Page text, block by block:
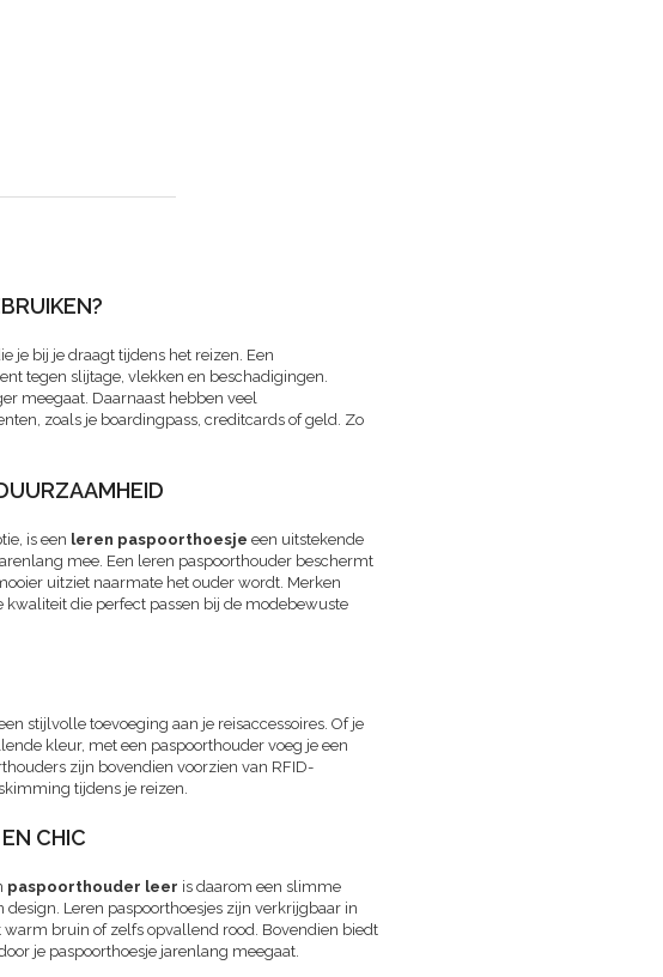
je bij je draagt tijdens het reizen. Een
tegen slijtage, vlekken en beschadigingen.
meegaat. Daarnaast hebben veel
zoals je boardingpass, creditcards of geld. Zo
is een leren paspoorthoesje een uitstekende
mee. Een leren paspoorthouder beschermt
uitziet naarmate het ouder wordt. Merken
die perfect passen bij de modebewuste
stijlvolle toevoeging aan je reisaccessoires. Of je
kleur, met een paspoorthouder voeg je een
zijn bovendien voorzien van RFID-
tijdens je reizen.
CHIC
paspoorthouder leer is daarom een slimme
Leren paspoorthoesjes zijn verkrijgbaar in
bruin of zelfs opvallend rood. Bovendien biedt
je paspoorthoesje jarenlang meegaat.